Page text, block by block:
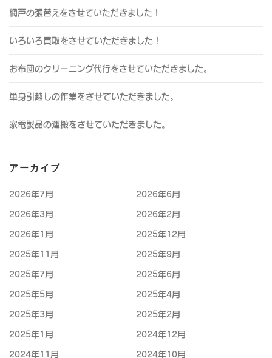
網戸の張替えをさせていただきました！
いろいろ買取をさせていただきました！
お布団のクリーニング代行をさせていただきました。
単身引越しの作業をさせていただきました。
家電製品の運搬をさせていただきました。
アーカイブ
2026年7月 2026年6月
2026年3月 2026年2月
2026年1月 2025年12月
2025年11月 2025年9月
2025年7月 2025年6月
2025年5月 2025年4月
2025年3月 2025年2月
2025年1月 2024年12月
2024年11月 2024年10月